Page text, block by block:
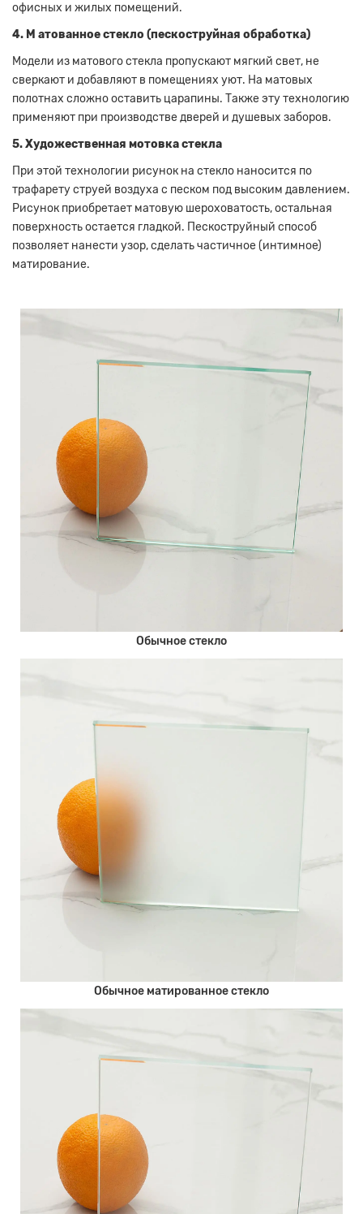
офисных и жилых помещений.
4. М атованное стекло (пескоструйная обработка)
Модели из матового стекла пропускают мягкий свет, не
сверкают и добавляют в помещениях уют. На матовых
полотнах сложно оставить царапины. Также эту технологию
применяют при производстве дверей и душевых заборов.
5. Художественная мотовкастекла
При этой технологии рисунок на стекло наносится по
трафарету струей воздуха с песком под высоким давлением.
Рисунок приобретает матовую шероховатость, остальная
поверхность остается гладкой. Пескоструйный способ
позволяет нанести узор, сделать частичное (интимное)
матирование.
Обычное стекло
Обычное матированное стекло